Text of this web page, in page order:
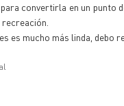
convertirla en un punto
es mucho más linda, debo